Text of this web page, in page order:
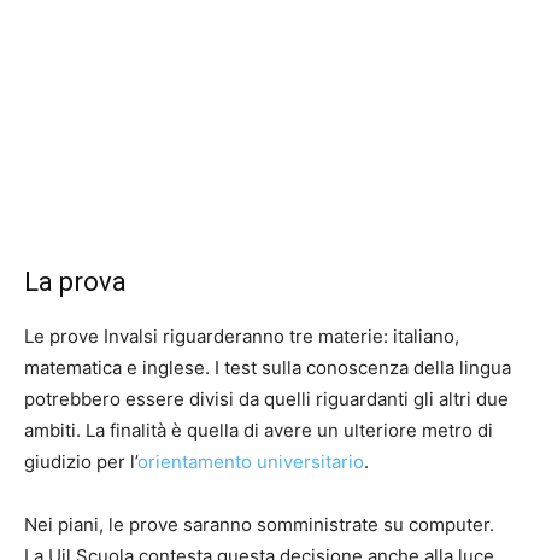
La prova
Le prove Invalsi riguarderanno tre materie: italiano,
matematica e inglese. I test sulla conoscenza della lingua
potrebbero essere divisi da quelli riguardanti gli altri due
ambiti. La finalità è quella di avere un ulteriore metro di
giudizio per l’orientamento universitario.
Nei piani, le prove saranno somministrate su computer.